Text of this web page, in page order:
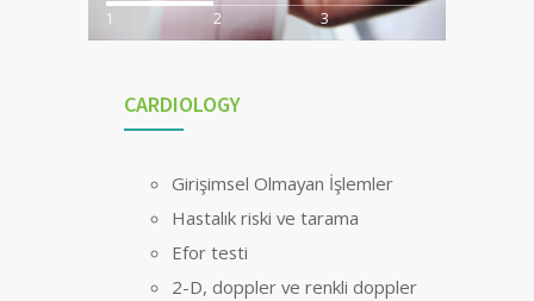
1 2 3
CARDIOLOGY
Girişimsel Olmayan İşlemler
Hastalık riski ve tarama
Efor testi
2-D, doppler ve renkli doppler